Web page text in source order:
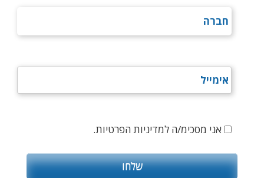
אני מסכימ/ה למדיניות הפרטיות.